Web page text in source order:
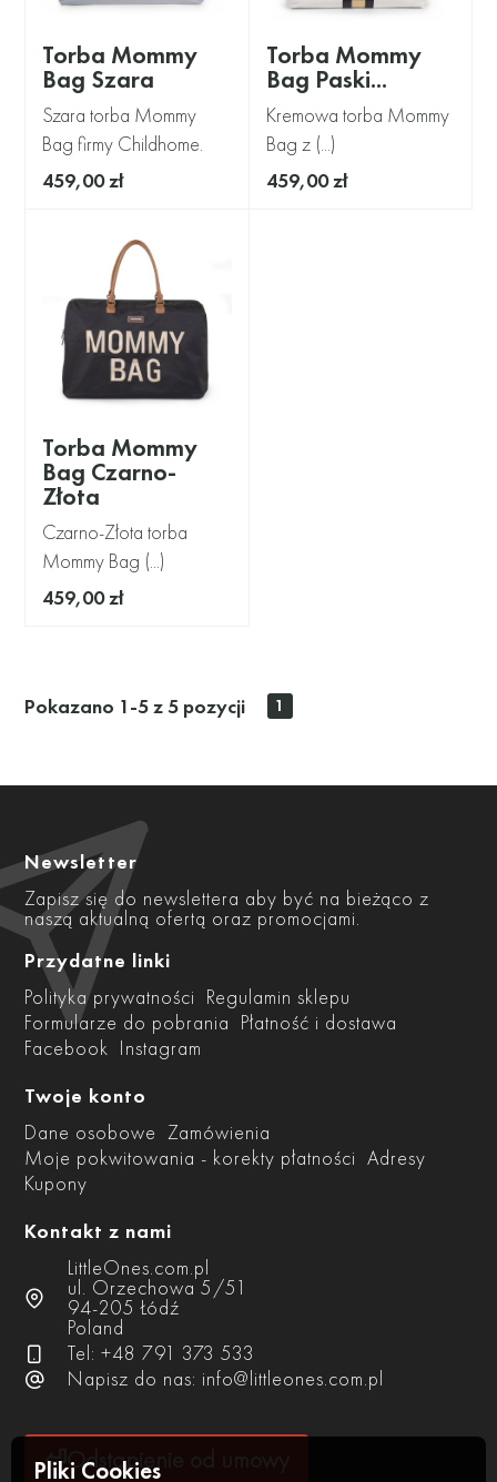
Torba Mommy
Bag Szara
Szara torba Mommy
Bag firmy Childhome.
459,00 zł
Torba Mommy
Bag Paski...
Kremowa torba Mommy
Bag z (...)
459,00 zł
Torba Mommy
Bag Czarno-
Złota
Czarno-Złota torba
Mommy Bag (...)
459,00 zł
Pokazano 1-5 z 5 pozycji 1
Newsletter
Zapisz się do newslettera aby być na bieżąco z
naszą aktualną ofertą oraz promocjami.
Przydatne linki
Polityka prywatności Regulamin sklepu
Formularze do pobrania Płatność i dostawa
Facebook Instagram
Twoje konto
Dane osobowe Zamówienia
Moje pokwitowania - korekty płatności Adresy
Kupony
Kontakt z nami
LittleOnes.com.pl
ul. Orzechowa 5/51
94-205 Łódź
Poland
Tel: +48 791 373 533
Napisz do nas: info@littleones.com.pl
⏎Odstąpienie od umowy
Pliki Cookies